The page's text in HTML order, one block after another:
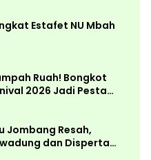
Estafet NU Mbah
Ruah! Bongkot
2026 Jadi Pesta
di Peterongan
Jombang Resah,
dan Disperta